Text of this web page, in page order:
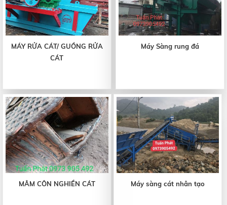
MÁY RỬA CÁT/ GUỒNG RỬA
CÁT
Máy Sàng rung đá
MÂM CÔN NGHIỀN CÁT Máy sàng cát nhân tạo